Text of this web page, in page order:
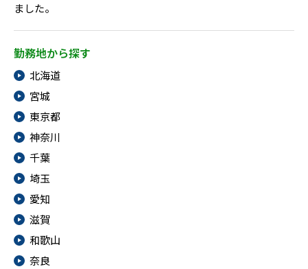
ました。
勤務地から探す
北海道
宮城
東京都
神奈川
千葉
埼玉
愛知
滋賀
和歌山
奈良